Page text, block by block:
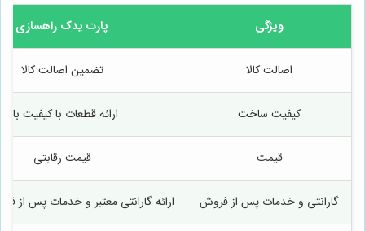
ویژگی پارت یدک راهسازی
اصالت کالا تضمین اصالت کالا
کیفیت ساخت ارائه قطعات با کیفیت بالا
قیمت قیمت رقابتی
گارانتی و خدمات پس از فروش ارائه گارانتی معتبر و خدمات پس از